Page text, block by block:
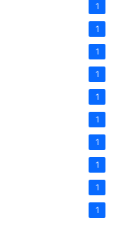
1
1
1
1
1
1
1
1
1
1